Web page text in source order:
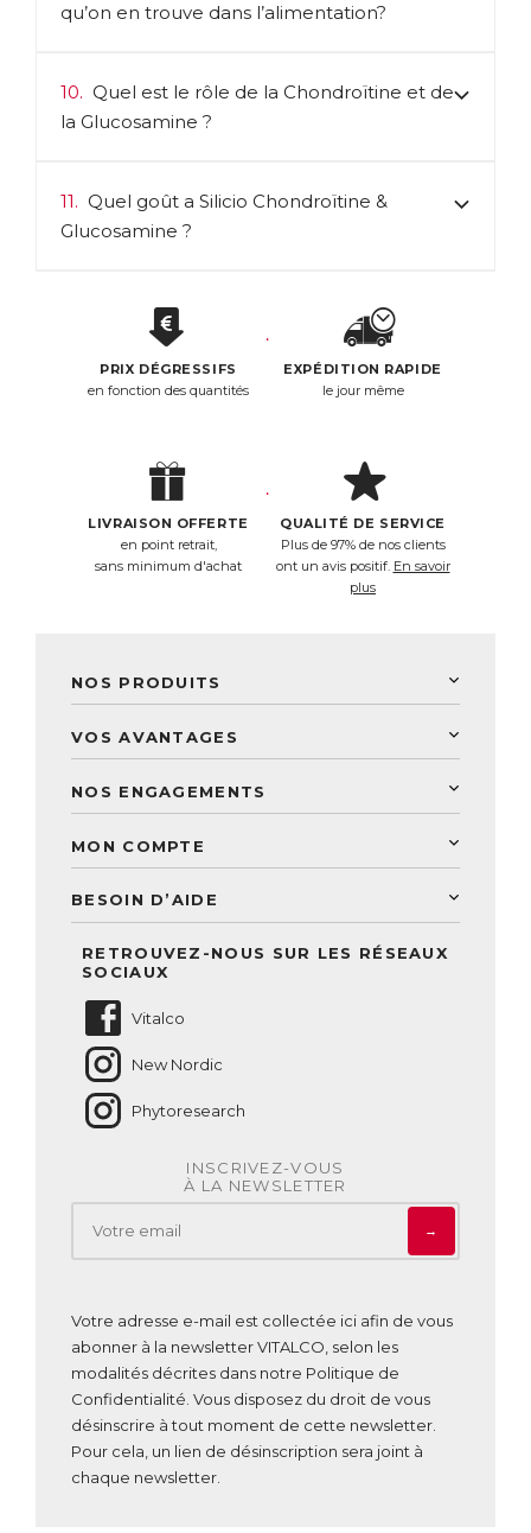
qu’on en trouve dans l’alimentation?
10. Quel est le rôle de la Chondroïtine et de
la Glucosamine ?
11. Quel goût a Silicio Chondroïtine &
Glucosamine ?
PRIX DÉGRESSIFS
en fonction des quantités
EXPÉDITION RAPIDE
le jour même
LIVRAISON OFFERTE
en point retrait,
sans minimum d'achat
QUALITÉ DE SERVICE
Plus de 97% de nos clients
ont un avis positif. En savoir
plus
NOS PRODUITS
Laboratoire Landais
Découvrez le catalogue
VOS AVANTAGES
Paiement sécurisé
Conseils personnalisés
NOS ENGAGEMENTS
Conseil personnalisé
MON COMPTE
BESOIN D’AIDE
Nous contacter
RETROUVEZ-NOUS SUR LES RÉSEAUX
SOCIAUX
Vitalco
New Nordic
Phytoresearch
INSCRIVEZ-VOUS
À LA NEWSLETTER
→
Votre adresse e-mail est collectée ici afin de vous
abonner à la newsletter VITALCO, selon les
modalités décrites dans notre Politique de
Confidentialité. Vous disposez du droit de vous
désinscrire à tout moment de cette newsletter.
Pour cela, un lien de désinscription sera joint à
chaque newsletter.